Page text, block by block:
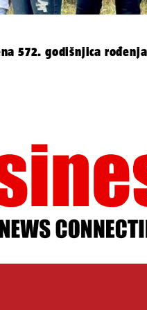
572. godišnjica